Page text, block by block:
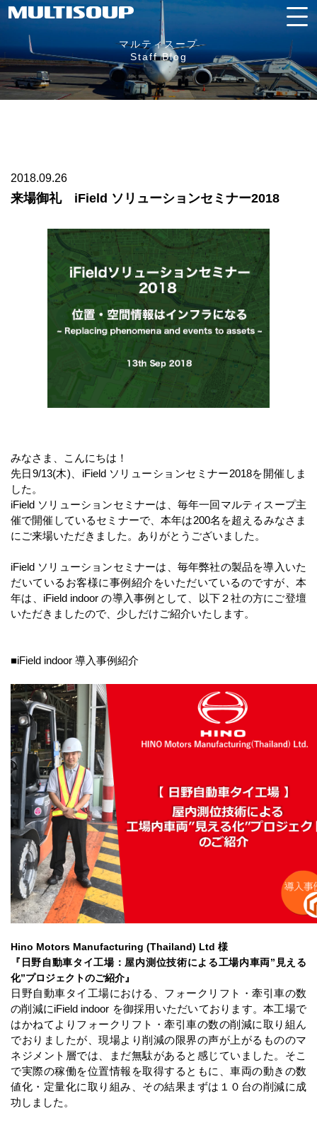
マルティスープ
Staff Blog
2018.09.26
来場御礼 iField ソリューションセミナー2018
みなさま、こんにちは！
先日9/13(木)、iField ソリューションセミナー2018を開催しま
した。
iField ソリューションセミナーは、毎年一回マルティスープ主
催で開催しているセミナーで、本年は200名を超えるみなさま
にご来場いただきました。ありがとうございました。
iField ソリューションセミナーは、毎年弊社の製品を導入いた
だいているお客様に事例紹介をいただいているのですが、本
年は、iField indoor の導入事例として、以下２社の方にご登壇
いただきましたので、少しだけご紹介いたします。
■iField indoor 導入事例紹介
Hino Motors Manufacturing (Thailand) Ltd 様
『日野自動車タイ工場：屋内測位技術による工場内車両”見える
化”プロジェクトのご紹介』
日野自動車タイ工場における、フォークリフト・牽引車の数
の削減にiField indoor を御採用いただいております。本工場で
はかねてよりフォークリフト・牽引車の数の削減に取り組ん
でおりましたが、現場より削減の限界の声が上がるもののマ
ネジメント層では、まだ無駄があると感じていました。そこ
で実際の稼働を位置情報を取得するともに、車両の動きの数
値化・定量化に取り組み、その結果まずは１０台の削減に成
功しました。